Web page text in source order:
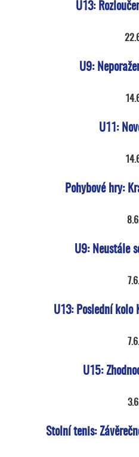
U13:
U9:
U11:
Pohybové hry:
U9: Neustále
7.6.
U13: Poslední kolo
7.6.
U15:
Stolní tenis: